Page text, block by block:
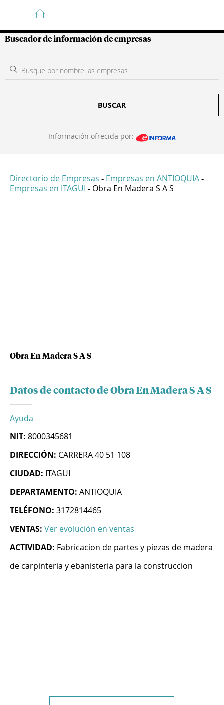
Guía de Empresas Colombianas
Buscador de información de empresas
BUSCAR
Información ofrecida por:
Directorio de Empresas - Empresas en ANTIOQUIA -
Empresas en ITAGUI - Obra En Madera S A S
Obra En Madera S A S
Datos de contacto de Obra En Madera S A S
Ayuda
NIT: 8000345681
DIRECCIÓN: CARRERA 40 51 108
CIUDAD: ITAGUI
DEPARTAMENTO: ANTIOQUIA
TELÉFONO: 3172814465
VENTAS: Ver evolución en ventas
ACTIVIDAD: Fabricacion de partes y piezas de madera
de carpinteria y ebanisteria para la construccion